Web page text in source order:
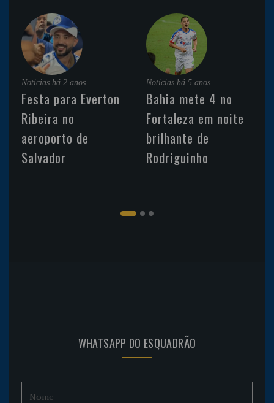
Noticias há 2 anos
Festa para Everton
Ribeira no
aeroporto de
Salvador
Noticias há 5 anos
Bahia mete 4 no
Fortaleza em noite
brilhante de
Rodriguinho
WHATSAPP DO ESQUADRÃO